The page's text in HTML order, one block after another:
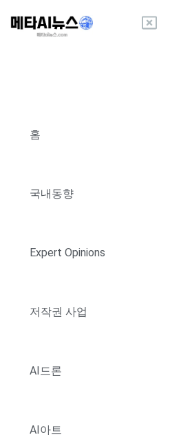
홈
국내동향
Expert Opinions
저작권 사업
AI드론
AI아트